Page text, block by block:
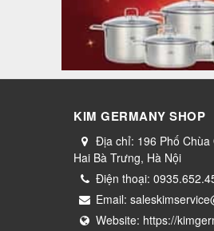
KIM GERMANY SHOP
Địa chỉ: 196 Phố
Hai Bà Trưng, Hà Nội
Điện thoại:
Email:
Website: https://